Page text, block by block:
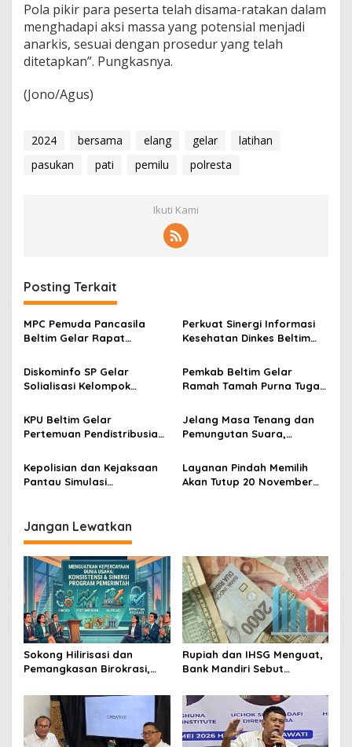
Pola pikir para peserta telah disama-ratakan dalam
menghadapi aksi massa yang potensial menjadi
anarkis, sesuai dengan prosedur yang telah
ditetapkan”. Pungkasnya.
(Jono/Agus)
2024 bersama elang gelar
latihan
pasukan
pati pemilu polresta
Ikuti Kami
Posting Terkait
MPC Pemuda Pancasila
Beltim Gelar Rapat
Pemberdayaan Anggota di
Bidang UMKM
Perkuat Sinergi Informasi
Kesehatan Dinkes Beltim
Bersama Jurnalis
Diskominfo SP Gelar
Solialisasi Kelompok
Pemkab Beltim Gelar
Ramah Tamah Purna Tugas
KPU Beltim Gelar
Pertemuan Pendistribusian
Jelang Masa Tenang dan
Pemungutan Suara,
Konsolidasi Pengawas
Pemilu
Kepolisian dan Kejaksaan
Pantau Simulasi
Pilkada 2024 di Beltim
Layanan Pindah Memilih
Akan Tutup 20 November
Jangan Lewatkan
Sokong Hilirisasi dan
Pemangkasan Birokrasi,
Domestik Akan Lebih
Bernilai
Rupiah dan IHSG Menguat,
Bank Mandiri Sebut
Membaik